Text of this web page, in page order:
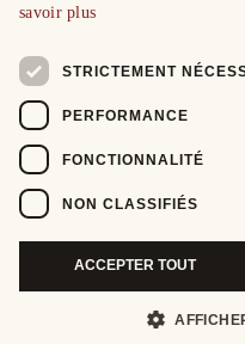
savoir plus
STRICTEMENT
PERFORMANCE
FONCTIONNALITÉ
NON CLASSIFIÉS
ACCEPTER TOUT